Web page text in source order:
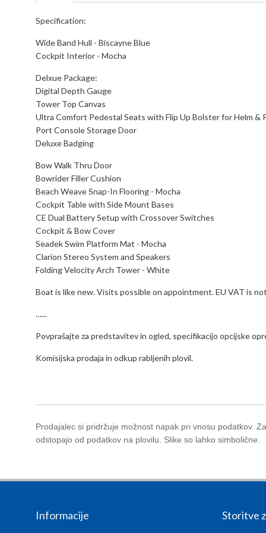
Specification:
Wide Band Hull - Biscayne Blue
Cockpit Interior - Mocha
Delxue Package:
Digital Depth Gauge
Tower Top Canvas
Ultra Comfort Pedestal Seats with Flip Up Bolster for Helm &
Port Console Storage Door
Deluxe Badging
Bow Walk Thru Door
Bowrider Filler Cushion
Beach Weave Snap-In Flooring - Mocha
Cockpit Table with Side Mount Bases
CE Dual Battery Setup with Crossover Switches
Cockpit & Bow Cover
Seadek Swim Platform Mat - Mocha
Clarion Stereo System and Speakers
Folding Velocity Arch Tower - White
Boat is like new. Visits possible on appointment. EU VAT is
…...
Povprašajte za predstavitev in ogled, specifikacijo opcijske
Komisijska prodaja in odkup rabljenih plovil.
Prodajalec si pridržuje možnost napak pri vnosu podatkov.
odstopajo od podatkov na plovilu. Slike so lahko simbolične.
Informacije Storitve